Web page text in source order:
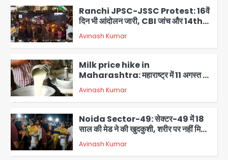
3
Ranchi JPSC-JSSC Protest: 16वें
दिन भी आंदोलन जारी, CBI जांच और 14th
Exam रद्द करने की मांग
Avinash Kumar
4
Milk price hike in
Maharashtra: महाराष्ट्र में 11 अगस्त से
दूध के दाम 2 रुपये प्रति लीटर बढ़े
Avinash Kumar
5
Noida Sector-49: सेक्टर-49 में 18
साल की मेड ने की खुदकुशी, शरीर पर नहीं मिली
कोई बाहरी
Avinash Kumar